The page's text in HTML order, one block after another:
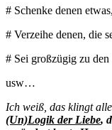
# Schenke denen
# Verzeihe denen, die
# Sei großzügig zu den
usw…
Ich weiß, das klingt
(Un)Logik der Liebe,